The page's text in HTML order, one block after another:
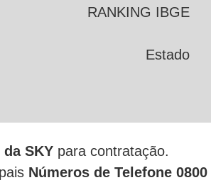
RANKING IBGE
Estado
SKY para contratação.
Números de Telefone 0800